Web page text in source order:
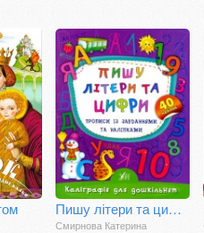
Пишу літери та цифри. Прописи із завданнями та наліпками
Смирнова Катерина